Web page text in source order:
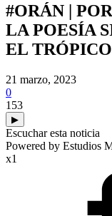
#ORÁN |
LA POESÍA
EL TRÓPICO
21 marzo, 2023
0
153
▶
Escuchar esta noticia
Powered by Estudios
x1